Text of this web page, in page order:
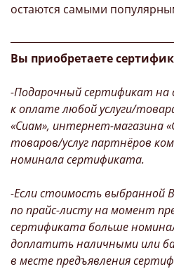
остаются самыми
Вы приобретаете
-Подарочный сертификат на
к оплате любой услуги/
«Сиам», интернет-магазина
товаров/услуг партнёров
номинала сертификата.
-Если стоимость выбранной
по прайс-листу на момент
сертификата больше
доплатить наличными или
в месте предъявления